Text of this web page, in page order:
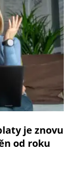
je znovu
od roku